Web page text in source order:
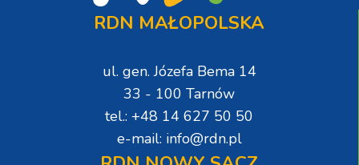
RDN MAŁOPOLSKA
ul. gen. Józefa Bema 14
33 - 100 Tarnów
tel.: +48 14 627 50 50
e-mail: info@rdn.pl